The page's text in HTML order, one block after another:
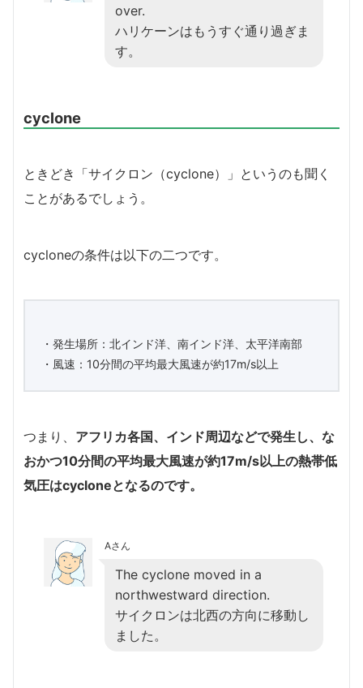
over.
ハリケーンはもうすぐ通り過ぎま
す。
cyclone
ときどき「サイクロン（cyclone）」というのも聞く
ことがあるでしょう。
cycloneの条件は以下の二つです。
・発生場所：北インド洋、南インド洋、太平洋南部
・風速：10分間の平均最大風速が約17m/s以上
つまり、 アフリカ各国、インド周辺などで発生し、な
おかつ10分間の平均最大風速が約17m/s以上の熱帯低
気圧はcycloneとなるのです。
Aさん
The cyclone moved in a
northwestward direction.
サイクロンは北西の方向に移動し
ました。